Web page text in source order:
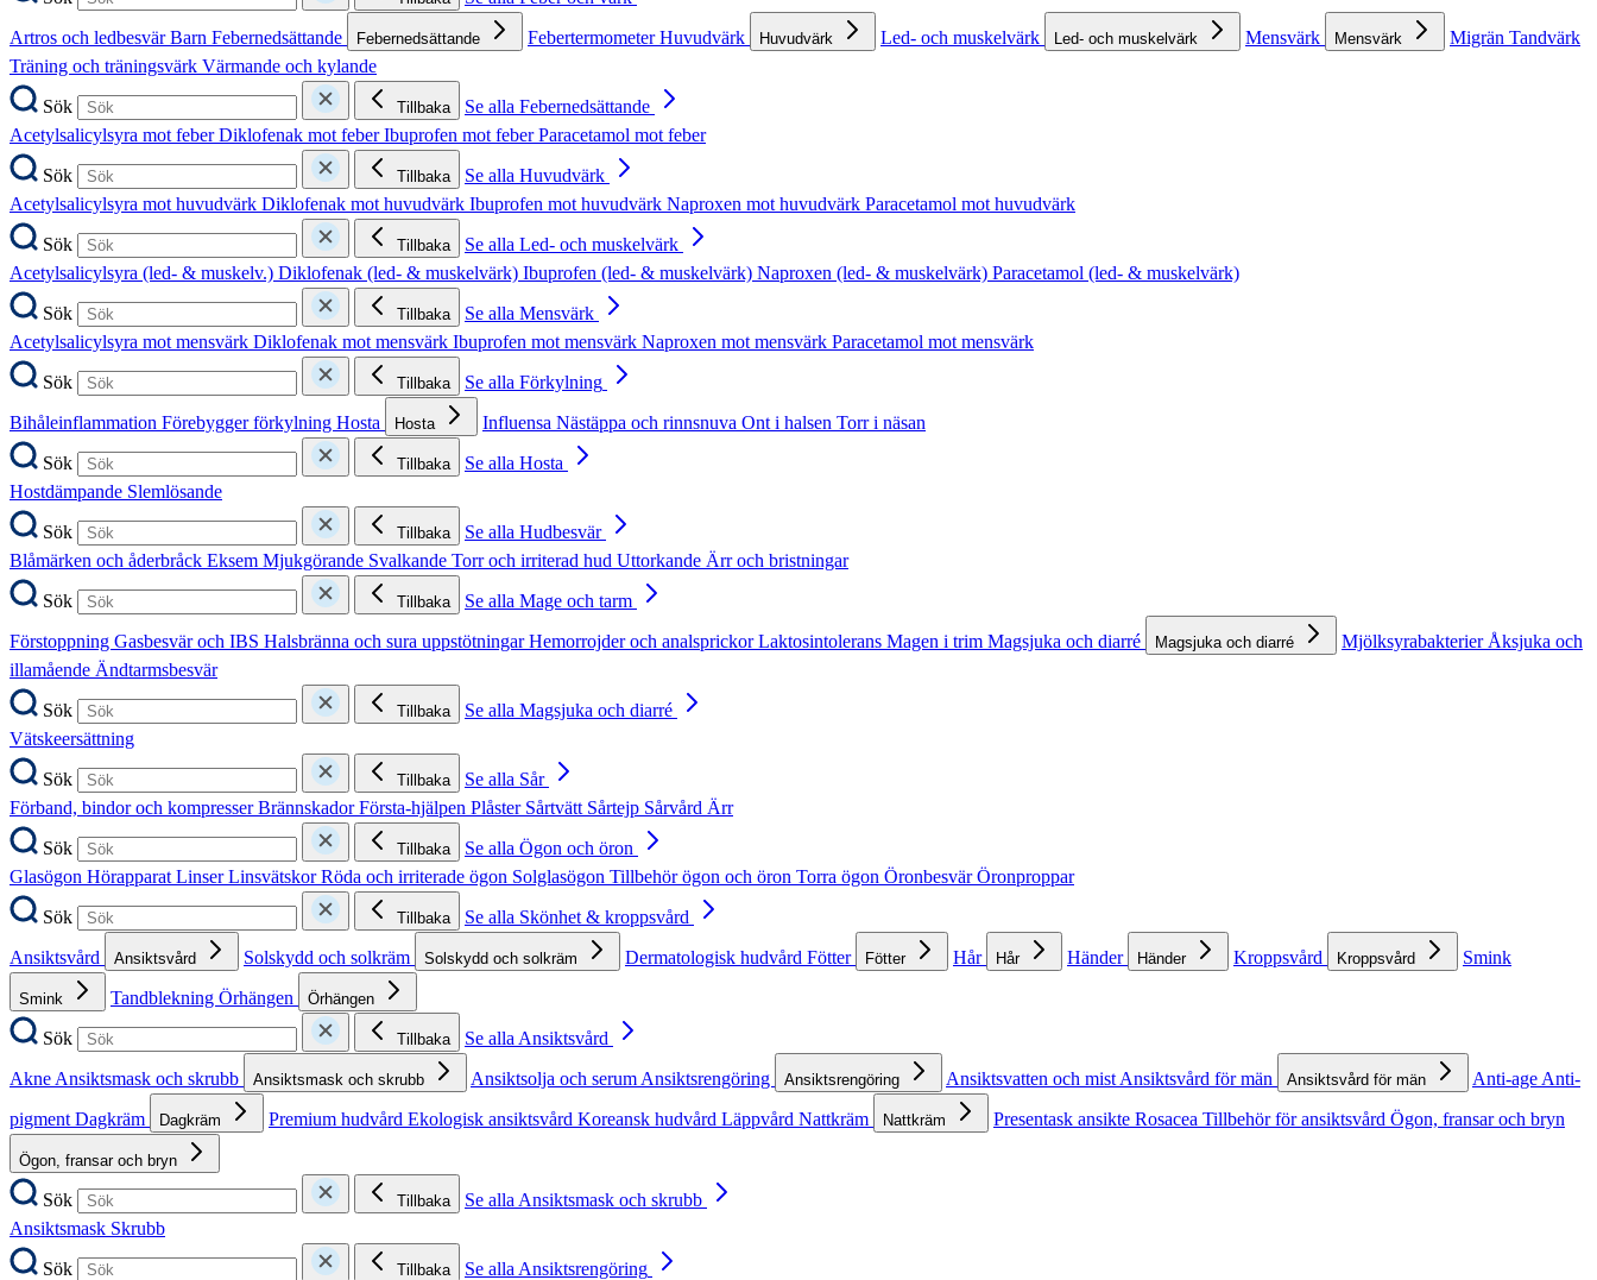
Artros och ledbesvärBarn Febernedsättande Febernedsättande FebertermometerHuvudvärk Huvudvärk Led- och muskelvärk Led- och muskelvärk Mensvärk Mensvärk Migrän Tandvärk
Träning och träningsvärk Värmande och kylande
Sök
Tillbaka
Se alla Febernedsättande
Acetylsalicylsyra mot feberDiklofenak mot feberIbuprofen mot feberParacetamol mot feber
Sök
Tillbaka
Se alla Huvudvärk
Acetylsalicylsyra mot huvudvärk Diklofenak mot huvudvärk Ibuprofen mot huvudvärk Naproxen mot huvudvärk Paracetamol mot huvudvärk
Sök
Tillbaka
Se alla Led- och muskelvärk
Acetylsalicylsyra (led- & muskelv.) Diklofenak (led- & muskelvärk) Ibuprofen (led- & muskelvärk) Naproxen (led- & muskelvärk) Paracetamol (led- & muskelvärk)
Sök
Tillbaka
Se alla Mensvärk
Acetylsalicylsyra mot mensvärk Diklofenak mot mensvärk Ibuprofen mot mensvärk Naproxen mot mensvärk Paracetamol mot mensvärk
Sök
Tillbaka
Se alla Förkylning
Bihåleinflammation Förebygger förkylning Hosta Hosta Influensa Nästäppa och rinnsnuva Ont i halsen Torr i näsan
Sök
Tillbaka
Se alla Hosta
Hostdämpande Slemlösande
Sök
Tillbaka
Se alla Hudbesvär
Blåmärken och åderbråck Eksem Mjukgörande Svalkande Torr och irriterad hud Uttorkande Ärr och bristningar
Sök
Tillbaka
Se alla Mage och tarm
Förstoppning Gasbesvär och IBS Halsbränna och sura uppstötningarHemorrojder och analsprickorLaktosintolerans Magen i trim Magsjuka och diarré Magsjuka och diarré Mjölksyrabakterier Åksjuka och
illamående Ändtarmsbesvär
Sök
Tillbaka
Se alla Magsjuka och diarré
Vätskeersättning
Sök
Tillbaka
Se alla Sår
Förband, bindor och kompresserBrännskadorFörsta-hjälpen Plåster Sårtvätt Sårtejp Sårvård Ärr
Sök
Tillbaka
Se alla Ögon och öron
Glasögon Hörapparat LinserLinsvätskorRöda och irriterade ögon Solglasögon Tillbehör ögon och öron Torra ögon ÖronbesvärÖronproppar
Sök
Tillbaka
Se alla Skönhet & kroppsvård
Ansiktsvård
Ansiktsvård Solskydd och solkräm Solskydd och solkräm Dermatologisk hudvård Fötter Fötter Hår Hår Händer Händer Kroppsvård Kroppsvård Smink
Smink Tandblekning Örhängen Örhängen
Sök Tillbaka
Se alla Ansiktsvård
Akne Ansiktsmask och skrubb Ansiktsmask och skrubb Ansiktsolja och serum Ansiktsrengöring Ansiktsrengöring Ansiktsvatten och mist Ansiktsvård för män Ansiktsvård för män Anti-age Anti-
pigment Dagkräm Dagkräm Premium hudvård Ekologisk ansiktsvård Koreansk hudvård Läppvård Nattkräm Nattkräm Presentask ansikte Rosacea Tillbehör för ansiktsvård Ögon, fransar och bryn
Ögon, fransar och bryn
Sök Tillbaka
Se alla Ansiktsmask och skrubb
Ansiktsmask Skrubb
Sök
Tillbaka
Se alla Ansiktsrengöring